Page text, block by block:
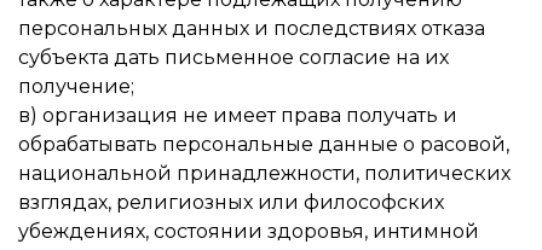
персональных данных и последствиях отказа
субъекта дать письменное согласие на их
получение;
в) организация не имеет права получать и
обрабатывать персональные данные о расовой,
национальной принадлежности, политических
взглядах, религиозных или философских
убеждениях, состоянии здоровья, интимной